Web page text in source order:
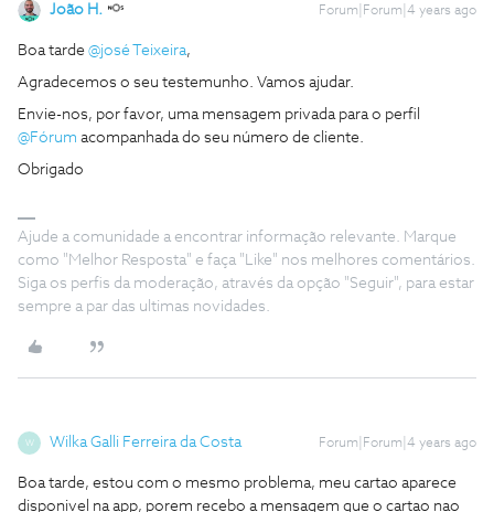
João H. Forum|Forum|4 years ago
Boa tarde @josé Teixeira,
Agradecemos o seu testemunho. Vamos ajudar.
Envie-nos, por favor, uma mensagem privada para o perfil
@Fórum acompanhada do seu número de cliente.
Obrigado
Ajude a comunidade a encontrar informação relevante. Marque
como "Melhor Resposta" e faça "Like" nos melhores comentários.
Siga os perfis da moderação, através da opção "Seguir", para estar
sempre a par das ultimas novidades.
W Wilka Galli Ferreira da Costa Forum|Forum|4 years ago
Boa tarde, estou com o mesmo problema, meu cartao aparece
disponivel na app, porem recebo a mensagem que o cartao nao